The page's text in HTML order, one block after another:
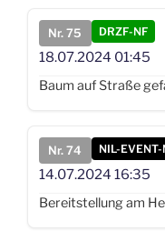
Nr. 75 DRZF-NF
18.07.2024 01:45
Baum auf Straße
Nr. 74 NIL-EVENT-
14.07.2024 16:35
Bereitstellung am